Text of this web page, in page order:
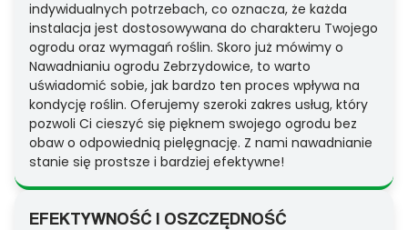
indywidualnych potrzebach, co oznacza, że każda
instalacja jest dostosowywana do charakteru Twojego
ogrodu oraz wymagań roślin. Skoro już mówimy o
Nawadnianiu ogrodu Zebrzydowice, to warto
uświadomić sobie, jak bardzo ten proces wpływa na
kondycję roślin. Oferujemy szeroki zakres usług, który
pozwoli Ci cieszyć się pięknem swojego ogrodu bez
obaw o odpowiednią pielęgnację. Z nami nawadnianie
stanie się prostsze i bardziej efektywne!
EFEKTYWNOŚĆ I OSZCZĘDNOŚĆ